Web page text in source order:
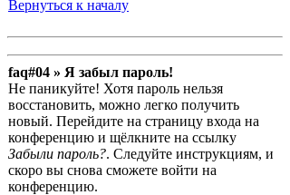
Вернуться к началу
faq#04 » Я забыл пароль!
Не паникуйте! Хотя пароль нельзя
восстановить, можно легко получить
новый. Перейдите на страницу входа на
конференцию и щёлкните на ссылку
Забыли пароль?. Следуйте инструкциям, и
скоро вы снова сможете войти на
конференцию.